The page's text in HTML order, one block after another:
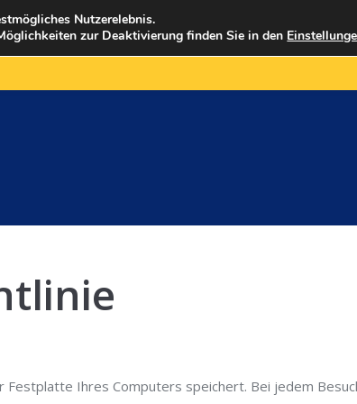
GASTRONOMIE
Ihres Computers speichert. Bei jedem
Nutzerelebnis.
zur Deaktivierung finden Sie in den